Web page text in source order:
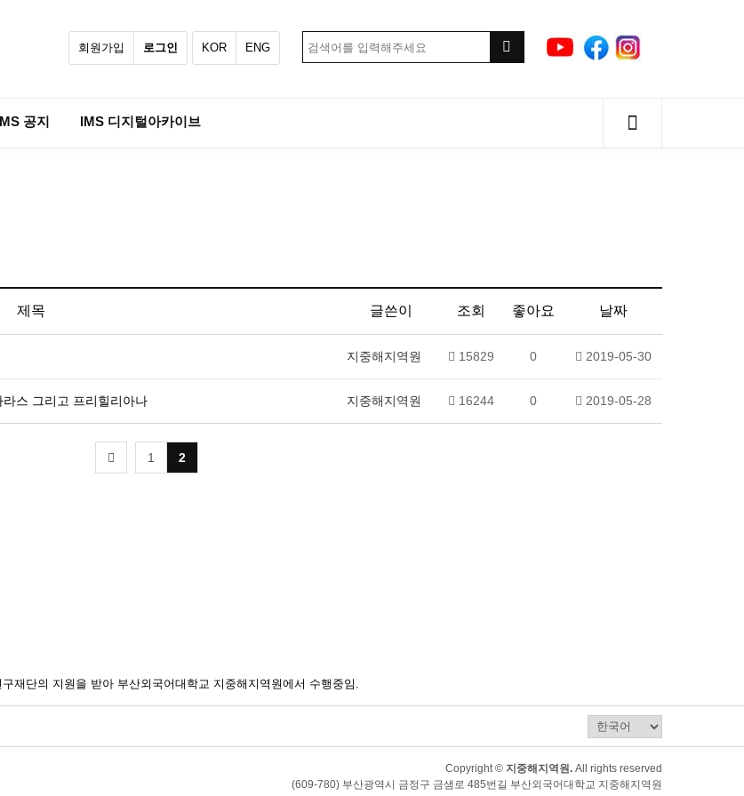
회원가입 로그인 KOR ENG
공지 IMS 디지털아카이브
제목 글쓴이 조회 좋아요 날짜
지중해지역원 15829 0 2019-05-30
스 그리고 프리힐리아나 지중해지역원 16244 0 2019-05-28
1 2
재단의 지원을 받아 부산외국어대학교 지중해지역원에서 수행중임.
Copyright © 지중해지역원. All rights reserved
(609-780) 부산광역시 금정구 금샘로 485번길 부산외국어대학교 지중해지역원